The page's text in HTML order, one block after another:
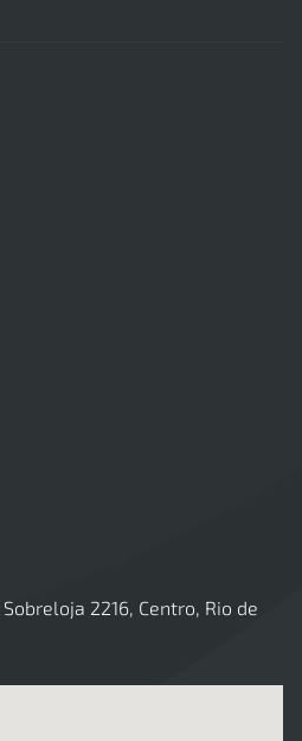
2216, Centro, Rio de